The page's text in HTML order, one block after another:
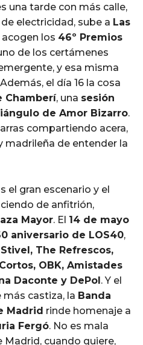
una tarde con más calle,
electricidad, sube a Las
acogen los 46º Premios
de los certámenes
y esa misma
Además, el día 16 la cosa
Chamberí, una sesión
de Amor Bizarro.
compartiendo acera,
madrileña de entender la
el gran escenario y el
de anfitrión,
Mayor. El 14 de mayo
aniversario de LOS40,
The Refrescos,
OBK, Amistades
Daconte y DePol. Y el
más castiza, la Banda
Madrid rinde homenaje a
Fergó. No es mala
Madrid, cuando quiere,